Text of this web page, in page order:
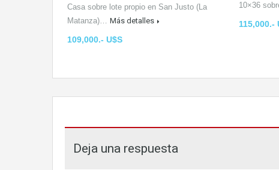
Casa sobre lote propio en San Justo (La
Matanza)… Más detalles
109,000.- U$S
10×36
115,000.-
Deja una respuesta